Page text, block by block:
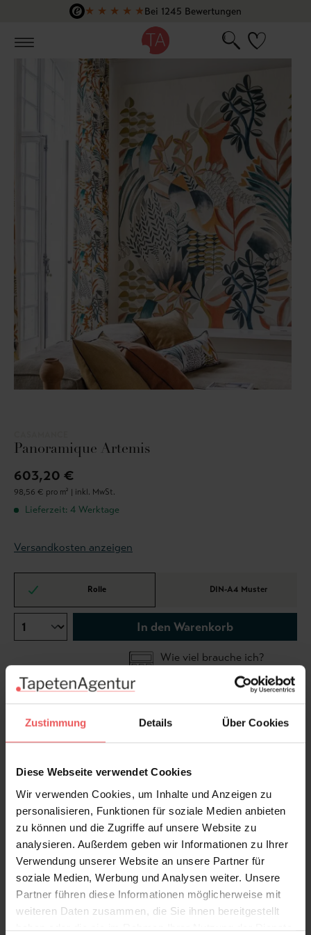
Zustimmung Details Über Cookies
Diese Webseite verwendet Cookies
Wir verwenden Cookies, um Inhalte und Anzeigen zu
personalisieren, Funktionen für soziale Medien anbieten
zu können und die Zugriffe auf unsere Website zu
analysieren. Außerdem geben wir Informationen zu Ihrer
Verwendung unserer Website an unsere Partner für
soziale Medien, Werbung und Analysen weiter. Unsere
Partner führen diese Informationen möglicherweise mit
weiteren Daten zusammen, die Sie ihnen bereitgestellt
haben oder die sie im Rahmen Ihrer Nutzung der Dienste
Zum Hauptinhalt springen
★ ★ ★ ★ ★Bei 1245 Bewertungen
Panoramique Artemis
603,20 €
98,56 € pro m² | inkl. MwSt.
Lieferzeit: 4 Werktage
Versandkosten anzeigen
Rolle DIN-A4 Muster
In den Warenkorb
Wie viel brauche ich?
Rollen & Mengen berechnen
Produktdetails
Versand & Zahlung
Bewertungen